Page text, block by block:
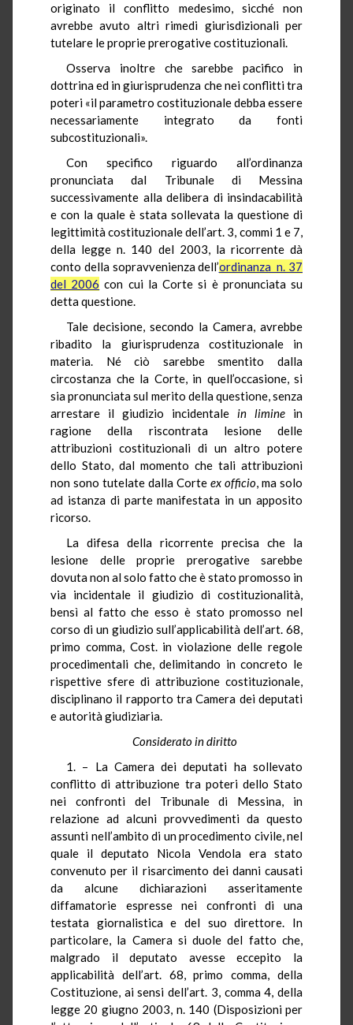
originato il conflitto medesimo, sicché non
avrebbe avuto altri rimedi giurisdizionali per
tutelare le proprie prerogative costituzionali.
Osserva inoltre che sarebbe pacifico in
dottrina ed in giurisprudenza che nei conflitti tra
poteri «il parametro costituzionale debba essere
necessariamente integrato da fonti
subcostituzionali».
Con specifico riguardo all’ordinanza
pronunciata dal Tribunale di Messina
successivamente alla delibera di insindacabilità
e con la quale è stata sollevata la questione di
legittimità costituzionale dell’art. 3, commi 1 e 7,
della legge n. 140 del 2003, la ricorrente dà
conto della sopravvenienza dell’ordinanza n. 37
del 2006 con cui la Corte si è pronunciata su
detta questione.
Tale decisione, secondo la Camera, avrebbe
ribadito la giurisprudenza costituzionale in
materia. Né ciò sarebbe smentito dalla
circostanza che la Corte, in quell’occasione, si
sia pronunciata sul merito della questione, senza
arrestare il giudizio incidentale in limine in
ragione della riscontrata lesione delle
attribuzioni costituzionali di un altro potere
dello Stato, dal momento che tali attribuzioni
non sono tutelate dalla Corte ex officio, ma solo
ad istanza di parte manifestata in un apposito
ricorso.
La difesa della ricorrente precisa che la
lesione delle proprie prerogative sarebbe
dovuta non al solo fatto che è stato promosso in
via incidentale il giudizio di costituzionalità,
bensì al fatto che esso è stato promosso nel
corso di un giudizio sull’applicabilità dell’art. 68,
primo comma, Cost. in violazione delle regole
procedimentali che, delimitando in concreto le
rispettive sfere di attribuzione costituzionale,
disciplinano il rapporto tra Camera dei deputati
e autorità giudiziaria.
Considerato in diritto
1. – La Camera dei deputati ha sollevato
conflitto di attribuzione tra poteri dello Stato
nei confronti del Tribunale di Messina, in
relazione ad alcuni provvedimenti da questo
assunti nell’ambito di un procedimento civile, nel
quale il deputato Nicola Vendola era stato
convenuto per il risarcimento dei danni causati
da alcune dichiarazioni asseritamente
diffamatorie espresse nei confronti di una
testata giornalistica e del suo direttore. In
particolare, la Camera si duole del fatto che,
malgrado il deputato avesse eccepito la
applicabilità dell’art. 68, primo comma, della
Costituzione, ai sensi dell’art. 3, comma 4, della
legge 20 giugno 2003, n. 140 (Disposizioni per